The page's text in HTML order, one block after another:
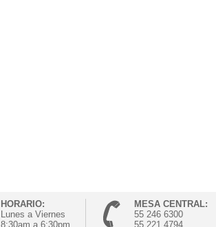
HORARIO:
Lunes a Viernes
8:30am a 6:30pm
MESA CENTRAL:
55 246 6300
55 221 4794